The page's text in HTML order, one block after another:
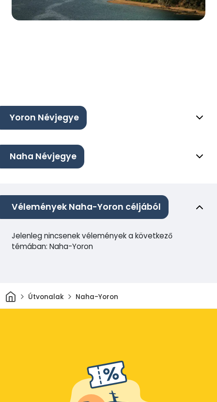
Yoron Névjegye
Naha Névjegye
Vélemények Naha-Yoron céljából
Jelenleg nincsenek vélemények a következő
témában: Naha-Yoron
Otthon
Útvonalak Naha-Yoron